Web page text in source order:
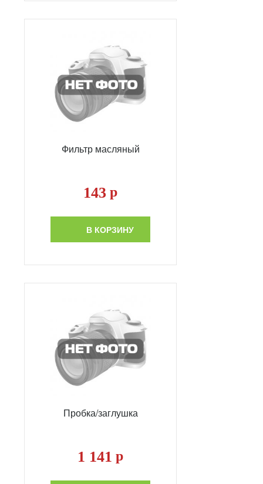
Фильтр масляный
143 р
В КОРЗИНУ
Пробка/заглушка
1 141 р